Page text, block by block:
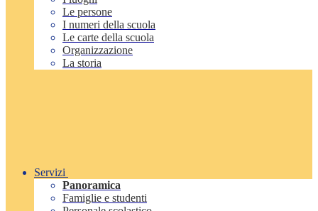
Le persone
I numeri della scuola
Le carte della scuola
Organizzazione
La storia
Servizi
Panoramica
Famiglie e studenti